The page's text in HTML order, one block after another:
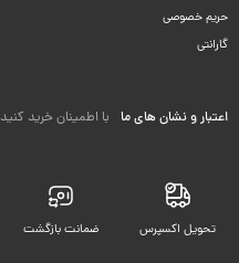
حریم خصوصی
گارانتی
اعتبار و نشان های ما با اطمینان خرید کنید
تحویل اکسپرس ضمانت بازگشت